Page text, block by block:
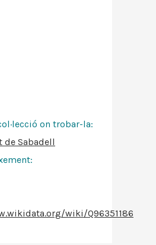
on trobar-la:
de Sabadell
wiki/Q96351186